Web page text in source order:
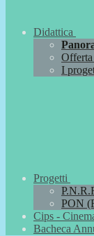
Didattica
I
Progetti
PON
Cips -
Bacheca